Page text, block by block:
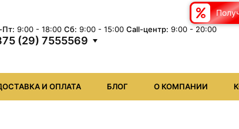
Пт: 9:00 - 18:00 Сб: 9:00 - 15:00 Сall-центр: 9:00 - 20:00
(29) 7555569
(17) XXXИ ОПЛАТА БЛОГ О КОМПАНИИ